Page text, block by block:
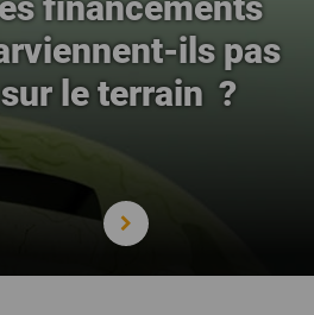
ils pas
le terrain ?